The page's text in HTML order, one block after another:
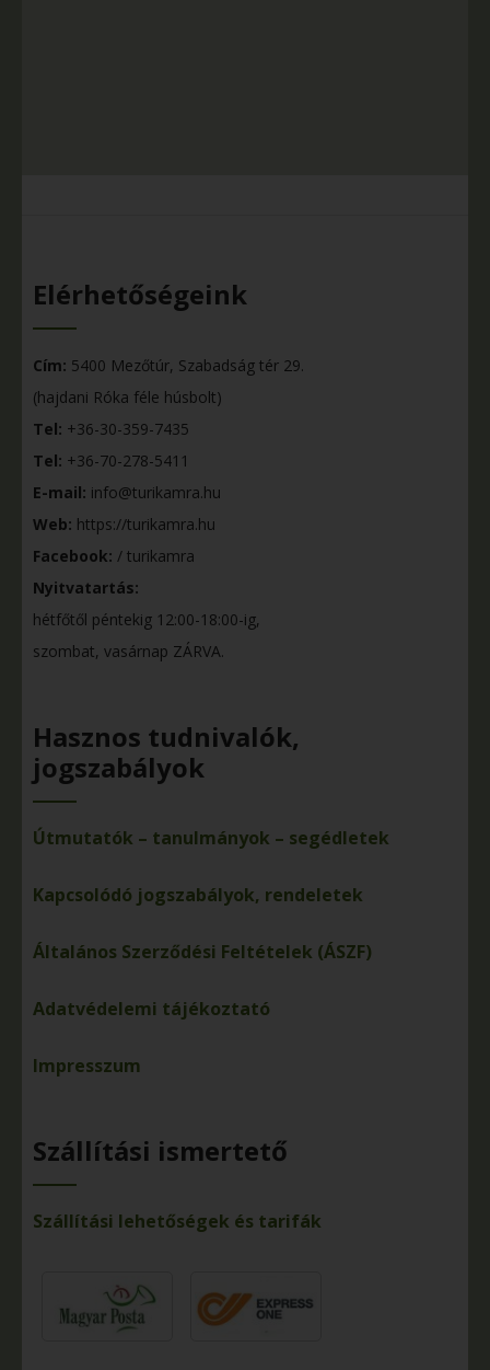
Elérhetőségeink
Cím: 5400 Mezőtúr, Szabadság tér 29.
(hajdani Róka féle húsbolt)
Tel: +36-30-359-7435
Tel: +36-70-278-5411
E-mail: info@turikamra.hu
Web: https://turikamra.hu
Facebook: / turikamra
Nyitvatartás:
hétfőtől péntekig 12:00-18:00-ig,
szombat, vasárnap ZÁRVA.
Hasznos tudnivalók,
jogszabályok
Útmutatók – tanulmányok – segédletek
Kapcsolódó jogszabályok, rendeletek
Általános Szerződési Feltételek (ÁSZF)
Adatvédelemi tájékoztató
Impresszum
Szállítási ismertető
Szállítási lehetőségek és tarifák